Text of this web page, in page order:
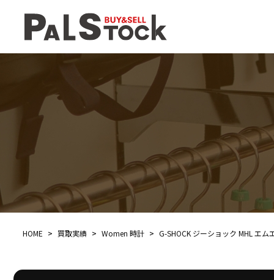
HOME > 買取実績 > Women 時計 > G-SHOCK ジーショック MHL エ